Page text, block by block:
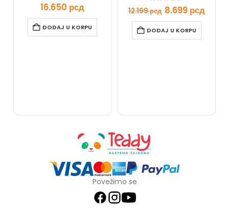
0 out of 5
16.650 рсд
DODAJ U KORPU
out of 5
12.199рсд 8.699 рсд
DODAJ U KORPU
Povežimo se